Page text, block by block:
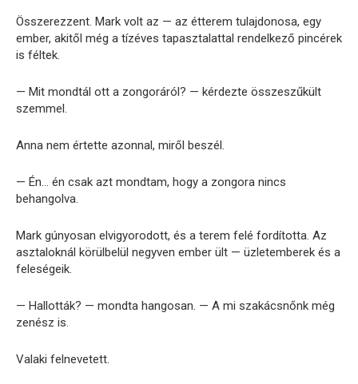
Összerezzent. Mark volt az — az étterem tulajdonosa, egy
ember, akitől még a tízéves tapasztalattal rendelkező pincérek
is féltek.
— Mit mondtál ott a zongoráról? — kérdezte összeszűkült
szemmel.
Anna nem értette azonnal, miről beszél.
— Én… én csak azt mondtam, hogy a zongora nincs
behangolva.
Mark gúnyosan elvigyorodott, és a terem felé fordította. Az
asztaloknál körülbelül negyven ember ült — üzletemberek és a
feleségeik.
— Hallották? — mondta hangosan. — A mi szakácsnőnk még
zenész is.
Valaki felnevetett.